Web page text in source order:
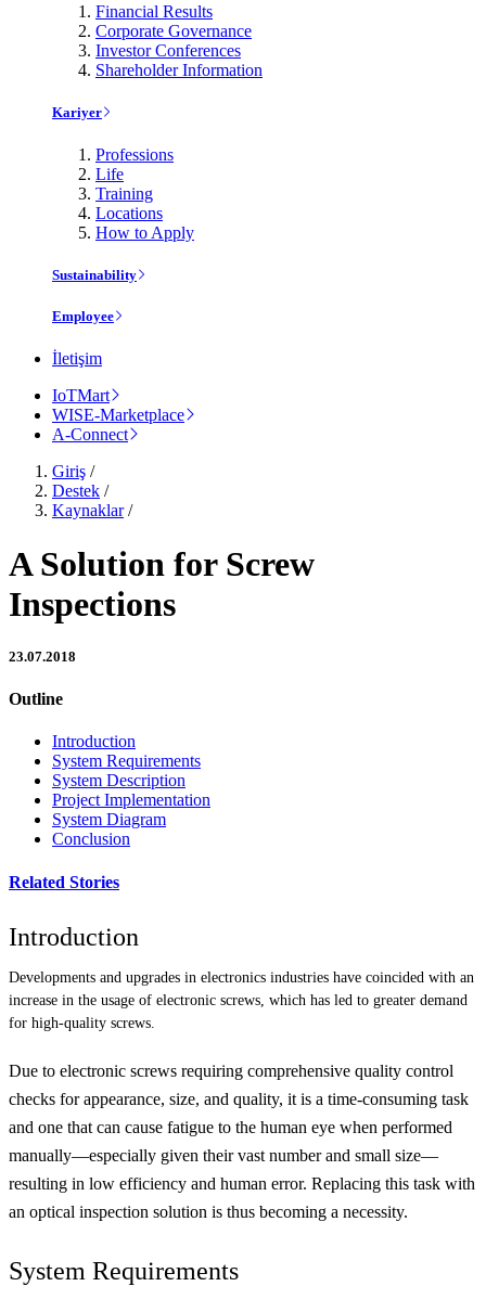
Financial Results
Corporate Governance
Investor Conferences
Shareholder Information
Kariyer
Professions
Life
Training
Locations
How to Apply
Sustainability
Employee
İletişim
IoTMart
WISE-Marketplace
A-Connect
Giriş /
Destek /
Kaynaklar/
A Solution for Screw
Inspections
23.07.2018
Outline
Introduction
System Requirements
System Description
Project Implementation
System Diagram
Conclusion
Related Stories
Introduction
Developments and upgrades in electronics industries have coincided with an
increase in the usage of electronic screws, which has led to greater demand
for high-quality screws.
Due to electronic screws requiring comprehensive quality control
checks for appearance, size, and quality, it is a time-consuming task
and one that can cause fatigue to the human eye when performed
manually—especially given their vast number and small size—
resulting in low efficiency and human error. Replacing this task with
an optical inspection solution is thus becoming a necessity.
System Requirements